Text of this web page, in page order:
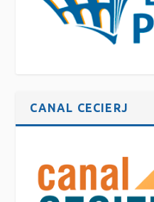
CANAL CECIERJ